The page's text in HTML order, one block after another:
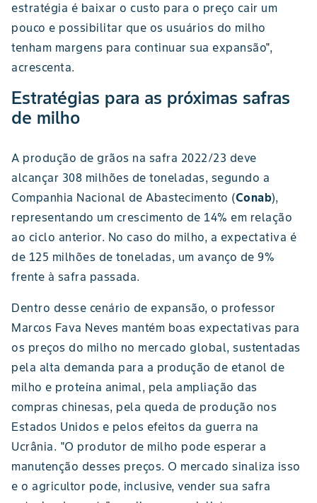
estratégia é baixar o custo para o preço cair um
pouco e possibilitar que os usuários do milho
tenham margens para continuar sua expansão",
acrescenta.
Estratégias para as próximas safras
de milho
A produção de grãos na safra 2022/23 deve
alcançar 308 milhões de toneladas, segundo a
Companhia Nacional de Abastecimento (Conab),
representando um crescimento de 14% em relação
ao ciclo anterior. No caso do milho, a expectativa é
de 125 milhões de toneladas, um avanço de 9%
frente à safra passada.
Dentro desse cenário de expansão, o professor
Marcos Fava Neves mantém boas expectativas para
os preços do milho no mercado global, sustentadas
pela alta demanda para a produção de etanol de
milho e proteína animal, pela ampliação das
compras chinesas, pela queda de produção nos
Estados Unidos e pelos efeitos da guerra na
Ucrânia. "O produtor de milho pode esperar a
manutenção desses preços. O mercado sinaliza isso
e o agricultor pode, inclusive, vender sua safra